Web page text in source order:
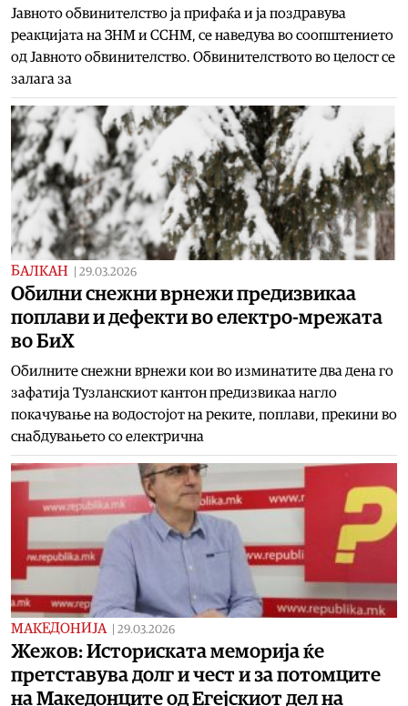
Јавното обвинителство ја прифаќа и ја поздравува
реакцијата на ЗНМ и ССНМ, се наведува во соопштението
од Јавното обвинителство. Обвинителството во целост се
залага за
БАЛКАН 29.03.2026
Обилни снежни врнежи предизвикаа
поплави и дефекти во електро-мрежата
во БиХ
Обилните снежни врнежи кои во изминатите два дена го
зафатија Тузланскиот кантон предизвикаа нагло
покачување на водостојот на реките, поплави, прекини во
снабдувањето со електрична
МАКЕДОНИЈА 29.03.2026
Жежов: Историската меморија ќе
претставува долг и чест и за потомците
на Македонците од Егејскиот дел на